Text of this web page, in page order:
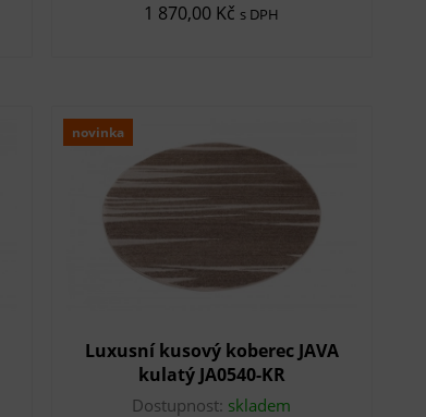
1 870,00 Kč s DPH
novinka
Luxusní kusový koberec JAVA
kulatý JA0540-KR
Dostupnost: skladem